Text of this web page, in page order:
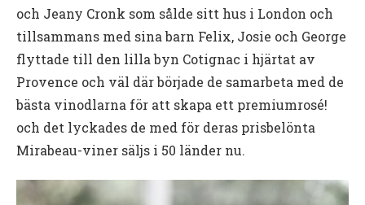
och Jeany Cronk som sålde sitt hus i London och
tillsammans med sina barn Felix, Josie och George
flyttade till den lilla byn Cotignac i hjärtat av
Provence och väl där började de samarbeta med de
bästa vinodlarna för att skapa ett premiumrosé!
och det lyckades de med för deras prisbelönta
Mirabeau-viner säljs i 50 länder nu.